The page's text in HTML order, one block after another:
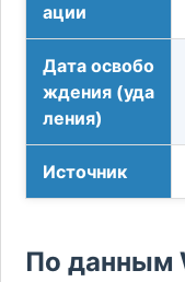
ации
Дата освобо
ждения (уда
ления)
Источник
По данным